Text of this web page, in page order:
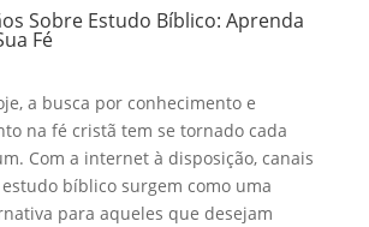
Sobre Estudo Bíblico: Aprenda
Fé
a busca por conhecimento e
na fé cristã tem se tornado cada
Com a internet à disposição, canais
bíblico surgem como uma
para aqueles que desejam